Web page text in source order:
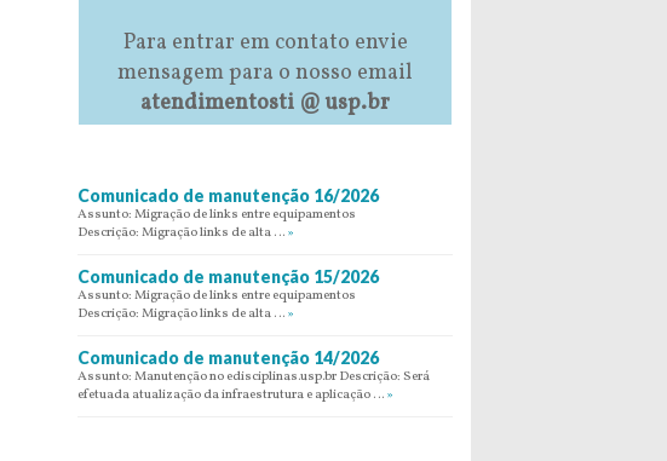
Para entrar em contato envie
mensagem para o nosso email
atendimentosti @ usp.br
Comunicado de manutenção 16/2026
Assunto: Migração de links entre equipamentos
Descrição: Migração links de alta … »
Comunicado de manutenção 15/2026
Assunto: Migração de links entre equipamentos
Descrição: Migração links de alta … »
Comunicado de manutenção 14/2026
Assunto: Manutenção no edisciplinas.usp.br Descrição: Será
efetuada atualização da infraestrutura e aplicação … »